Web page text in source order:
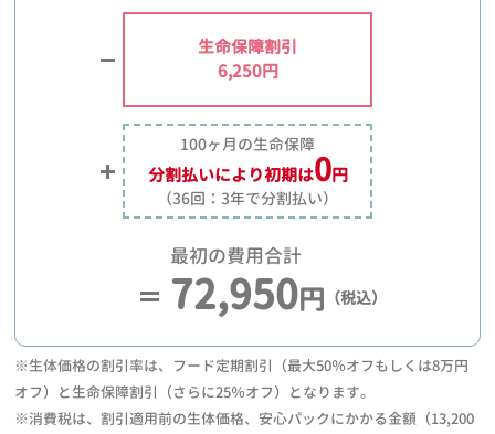
生命保障割引
6,250円
100ヶ月の生命保障
分割払いにより初期は0円
（36回：3年で分割払い）
最初の費用合計
72,950円 （税込）
※生体価格の割引率は、フード定期割引（最大50％オフもしくは8万円
オフ）と生命保障割引（さらに25％オフ）となります。
※消費税は、割引適用前の生体価格、安心パックにかかる金額（13,200